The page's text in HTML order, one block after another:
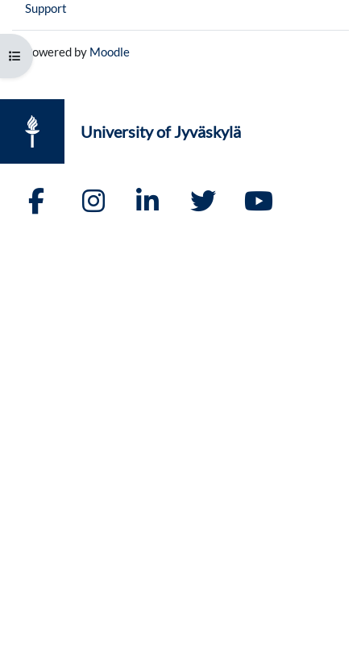
Open course index
Support
Powered by Moodle
University of Jyväskylä